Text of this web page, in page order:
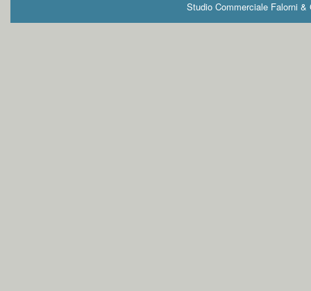
Studio Commerciale Falorni